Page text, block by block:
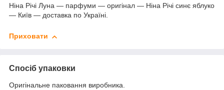
Ніна Річі Луна — парфуми — оригінал — Ніна Річі синє яблуко
— Київ — доставка по Україні.
Приховати
Спосіб упаковки
Оригінальне паковання виробника.